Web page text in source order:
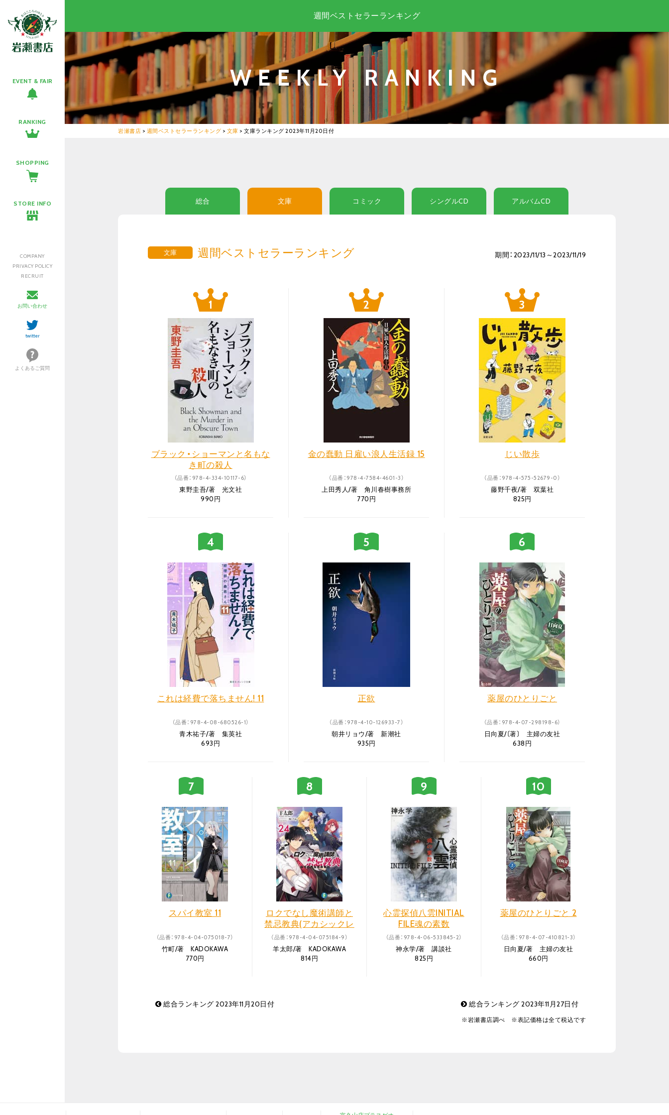
EVENT & FAIR
RANKING
SHOPPING
STORE INFO
COMPANY
PRIVACY POLICY
RECRUIT
お問い合わせ
twitter
よくあるご質問
週間ベストセラーランキング
WEEKLY RANKING
岩瀬書店 > 週間ベストセラーランキング > 文庫 > 文庫ランキング 2023年11月20日付
総合 文庫 コミック シングルCD アルバムCD
文庫 週間ベストセラーランキング 期間：2023/11/13～2023/11/19
ブラック・ショーマンと名もな
き町の殺人
（品番：978-4-334-10117-6）
東野圭吾/著 光文社
990円
金の蠢動 日雇い浪人生活録 15
（品番：978-4-7584-4601-3）
上田秀人/著 角川春樹事務所
770円
じい散歩
（品番：978-4-575-52679-0）
藤野千夜/著 双葉社
825円
これは経費で落ちません! 11
（品番：978-4-08-680526-1）
青木祐子/著 集英社
693円
正欲
（品番：978-4-10-126933-7）
朝井リョウ/著 新潮社
935円
薬屋のひとりごと
（品番：978-4-07-298198-6）
日向夏/〔著〕 主婦の友社
638円
スパイ教室 11
（品番：978-4-04-075018-7）
竹町/著 KADOKAWA
770円
ロクでなし魔術講師と
禁忌教典(アカシックレ
コード) 24
（品番：978-4-04-075184-9）
羊太郎/著 KADOKAWA
814円
心霊探偵八雲INITIAL
FILE魂の素数
（品番：978-4-06-533845-2）
神永学/著 講談社
825円
薬屋のひとりごと 2
（品番：978-4-07-410821-3）
日向夏/著 主婦の友社
660円
総合ランキング 2023年11月20日付 総合ランキング 2023年11月27日付
※岩瀬書店調べ ※表記価格は全て税込です